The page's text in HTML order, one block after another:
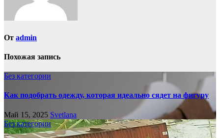
От admin
Похожая запись
Без категории
Как подобрать одежду, которая идеально сядет на фигуру
Май 15, 2025 Svetlana
Без категории